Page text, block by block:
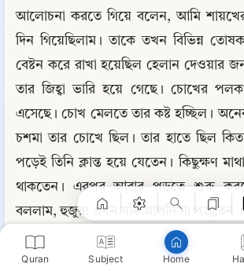
Quran Subject Home
আলোচনা করতে গিয়ে বলেন, আমি
দিন গিয়েছিলাম। তাকে তখন বিভিন্ন তোষক
বেষ্টন করে রাখা হয়েছিল হেলান দেওয়ার
তার জিহ্বা ভারি হয়ে গেছে। চোখের
এসেছে। চোখ মেলতে তার কষ্ট হচ্ছিল।
চশমা তার চোখে ছিল। তার হাতে ছিল
পড়েই তিনি ক্লান্ত হয়ে যেতেন। কিছুক্ষণ
থাকতেন। এরপর আবার পড়তে শুরু
বললাম, হুজুর! এখন যদি আপনি না পড়তেন
করতেন, তো ভালো হতো। কারণ, আপনার
জবাবে তিনি কিছু কথা বললেন, যা তার
Copy